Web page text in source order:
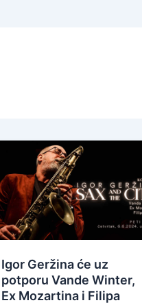
Igor Geržina će uz
potporu Vande Winter,
Ex Mozartina i Filipa